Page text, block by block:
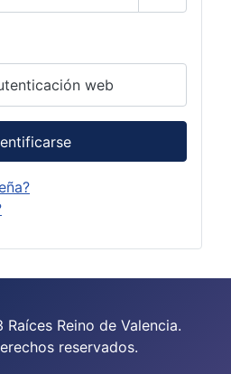
Mostrar
web
Reino de Valencia.
reservados.